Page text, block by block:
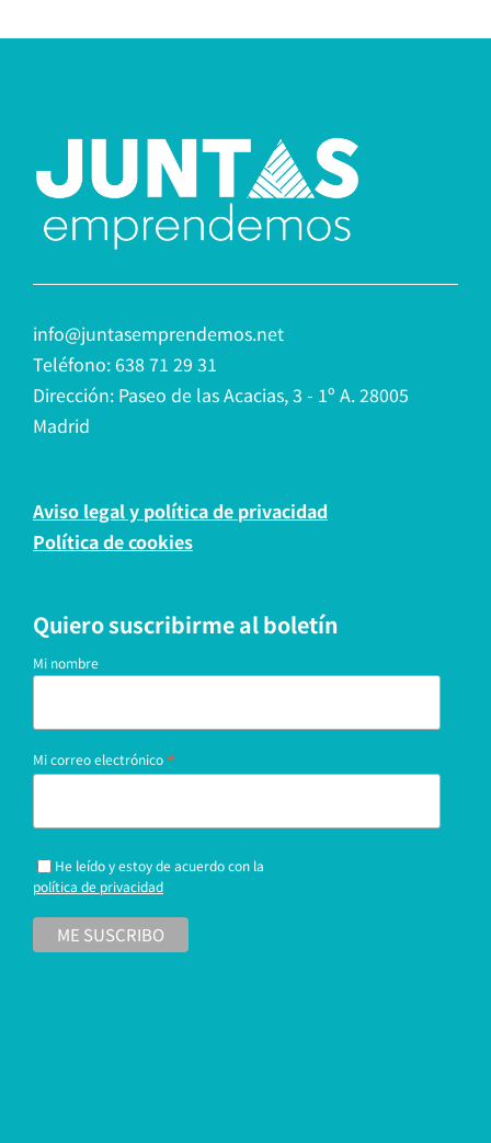
info@juntasemprendemos.net
Teléfono: 638 71 29 31
Dirección: Paseo de las Acacias, 3 - 1º A. 28005
Madrid
Aviso legal y política de privacidad
Política de cookies
Quiero suscribirme al boletín
Mi nombre
Mi correo electrónico *
He leído y estoy de acuerdo con la
política de privacidad